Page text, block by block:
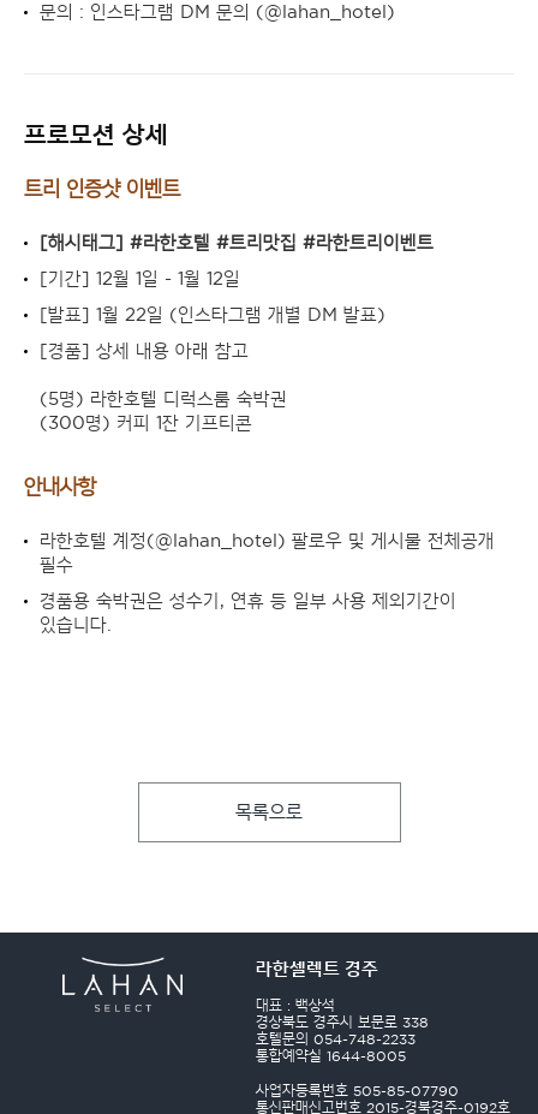
문의 : 인스타그램 DM 문의 (@lahan_hotel)
프로모션 상세
트리 인증샷 이벤트
[해시태그] #라한호텔 #트리맛집 #라한트리이벤트
[기간] 12월 1일 - 1월 12일
[발표] 1월 22일 (인스타그램 개별 DM 발표)
[경품] 상세 내용 아래 참고
(5명) 라한호텔 디럭스룸 숙박권
(300명) 커피 1잔 기프티콘
안내사항
라한호텔 계정(@lahan_hotel) 팔로우 및 게시물 전체공개
필수
경품용 숙박권은 성수기, 연휴 등 일부 사용 제외기간이
있습니다.
목록으로
라한셀렉트 경주
대표 : 백상석
경상북도 경주시 보문로 338
호텔문의 054-748-2233
통합예약실 1644-8005
사업자등록번호 505-85-07790
통신판매신고번호 2015-경북경주-0192호